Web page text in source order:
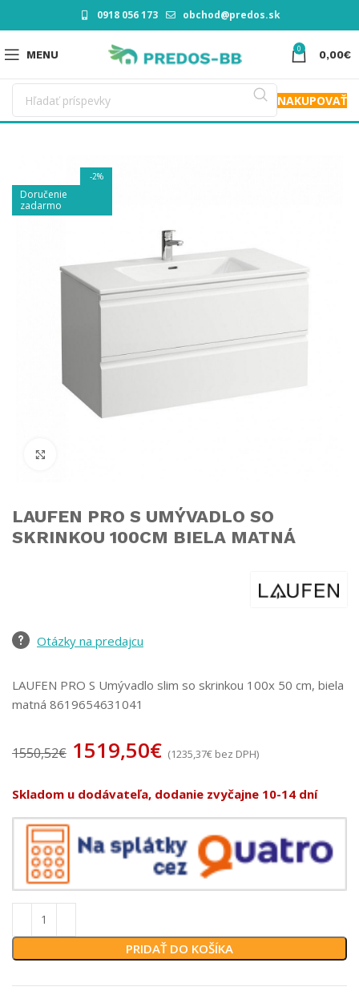
0918 056 173 obchod@predos.sk
MENU 0 0,00€
NAKUPOVAŤ
-2%
Doručenie
zadarmo
LAUFEN PRO S UMÝVADLO SO
SKRINKOU 100CM BIELA MATNÁ
Otázky na predajcu
LAUFEN PRO S Umývadlo slim so skrinkou 100x 50 cm, biela
matná 8619654631041
1550,52€ 1519,50€ (1235,37€ bez DPH)
Skladom u dodávateľa, dodanie zvyčajne 10-14 dní
PRIDAŤ DO KOŠÍKA